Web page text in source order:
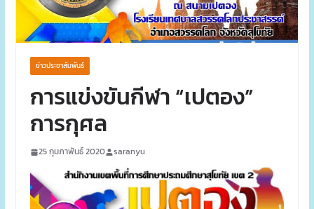
ข่าวประชาสัมพันธ์
การแข่งขันกีฬา “เปตอง”
การกุศล
25 กุมภาพันธ์ 2020 saranyu